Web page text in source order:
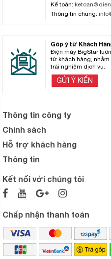
Kế toán:
Thông tin chung:
Góp ý từ Khách
Điện máy BigStar
từ khách hàng,
trải nghiệm dịch vụ.
GỬI Ý KIẾN
Thông tin công ty
Chính sách
Hỗ trợ khách hàng
Thông tin
Kết nối với chúng tôi
Chấp nhận thanh toán